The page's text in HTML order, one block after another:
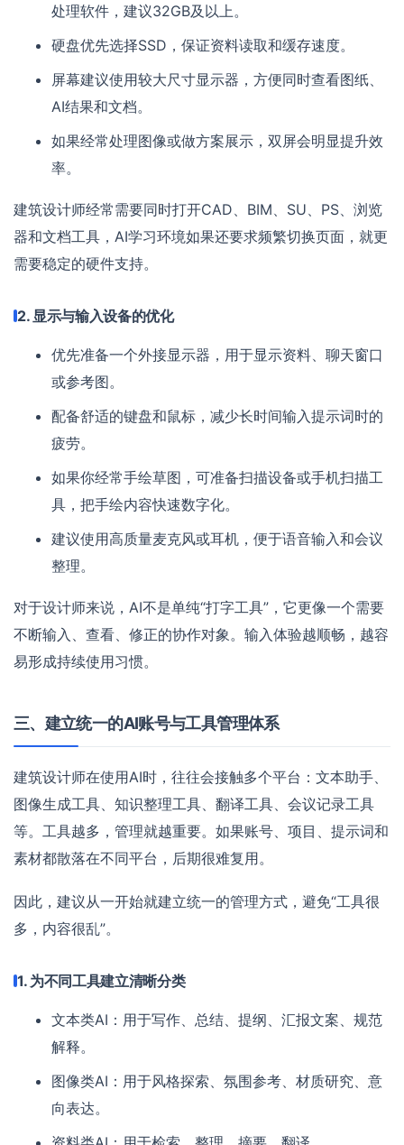
处理软件，建议32GB及以上。
硬盘优先选择SSD，保证资料读取和缓存速度。
屏幕建议使用较大尺寸显示器，方便同时查看图纸、
AI结果和文档。
如果经常处理图像或做方案展示，双屏会明显提升效
率。
建筑设计师经常需要同时打开CAD、BIM、SU、PS、浏览
器和文档工具，AI学习环境如果还要求频繁切换页面，就更
需要稳定的硬件支持。
2. 显示与输入设备的优化
优先准备一个外接显示器，用于显示资料、聊天窗口
或参考图。
配备舒适的键盘和鼠标，减少长时间输入提示词时的
疲劳。
如果你经常手绘草图，可准备扫描设备或手机扫描工
具，把手绘内容快速数字化。
建议使用高质量麦克风或耳机，便于语音输入和会议
整理。
对于设计师来说，AI不是单纯“打字工具”，它更像一个需要
不断输入、查看、修正的协作对象。输入体验越顺畅，越容
易形成持续使用习惯。
三、建立统一的AI账号与工具管理体系
建筑设计师在使用AI时，往往会接触多个平台：文本助手、
图像生成工具、知识整理工具、翻译工具、会议记录工具
等。工具越多，管理就越重要。如果账号、项目、提示词和
素材都散落在不同平台，后期很难复用。
因此，建议从一开始就建立统一的管理方式，避免“工具很
多，内容很乱”。
1. 为不同工具建立清晰分类
文本类AI：用于写作、总结、提纲、汇报文案、规范
解释。
图像类AI：用于风格探索、氛围参考、材质研究、意
向表达。